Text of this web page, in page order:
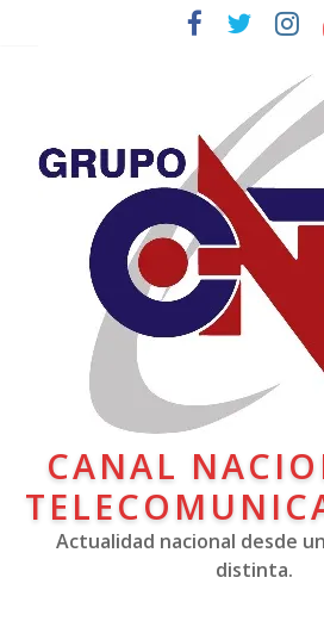
CANAL
Actualidad nacional desde
distinta.